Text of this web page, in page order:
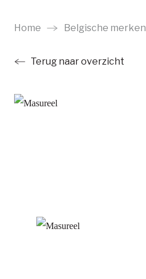
naar
contentTerug naar overzicht
Home Belgische merken